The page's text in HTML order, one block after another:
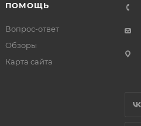
ПОМОЩЬ
Вопрос-ответ
Обзоры
Карта сайта